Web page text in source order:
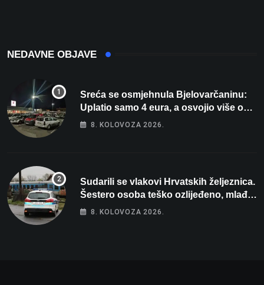
NEDAVNE OBJAVE
Sreća se osmjehnula Bjelovarčaninu:
Uplatio samo 4 eura, a osvojio više od
80 tisuća eura
8. KOLOVOZA 2026.
Sudarili se vlakovi Hrvatskih željeznica.
Šestero osoba teško ozlijeđeno, mlađa
žena na intenzivnoj
8. KOLOVOZA 2026.